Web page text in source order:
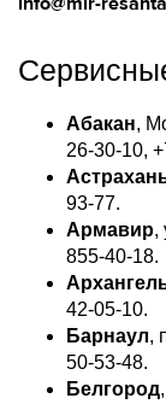
Абакан,
26-30-10,
93-77.
Армавир,
855-40-18.
42-05-10.
Барнаул,
50-53-48.
Белгород